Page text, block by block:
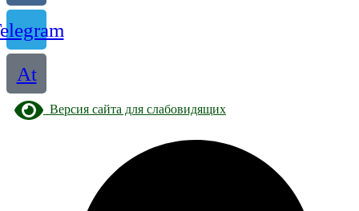
At
Версия сайта для слабовидящих